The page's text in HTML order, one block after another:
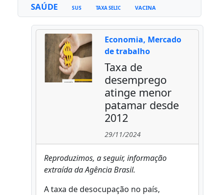
SAÚDE SUS TAXA SELIC VACINA
Economia, Mercado
de trabalho
Taxa de
desemprego
atinge menor
patamar desde
2012
29/11/2024
Reproduzimos, a seguir, informação
extraída da Agência Brasil.
A taxa de desocupação no país,